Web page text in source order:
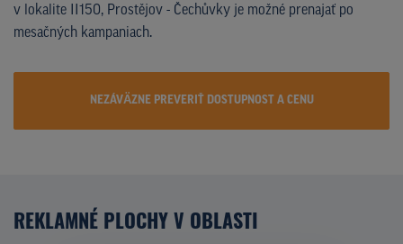
v lokalite II150, Prostějov - Čechůvky je možné prenajať po
mesačných kampaniach.
NEZÁVÄZNE PREVERIŤ DOSTUPNOST A CENU
REKLAMNÉ PLOCHY V OBLASTI